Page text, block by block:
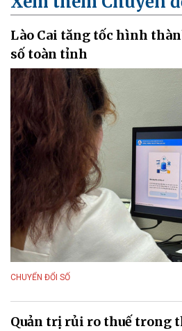
Lào Cai tăng tốc hình
số toàn tỉnh
CHUYỂN ĐỔI SỐ
Quản trị rủi ro thuế trong